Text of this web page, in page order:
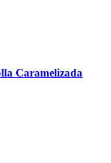
Caramelizada